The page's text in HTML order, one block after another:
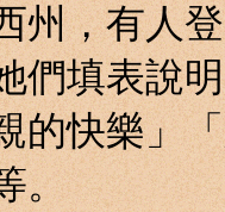
有人登
們填表說
的快樂」
。